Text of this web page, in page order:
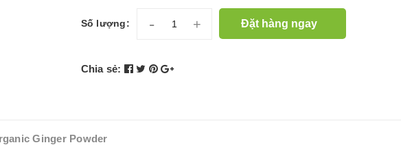
Số lượng: - + Đặt hàng ngay
Chia sẻ:
Ginger Powder